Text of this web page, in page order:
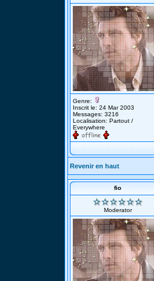
Genre:
Inscrit le: 24 Mar 2003
Messages: 3216
Localisation: Partout /
Everywhere
Revenir en haut
fio
Moderator